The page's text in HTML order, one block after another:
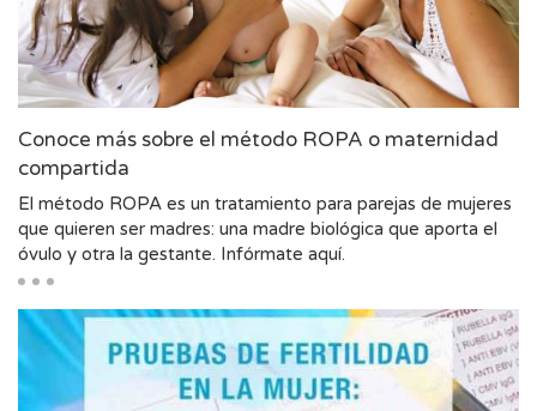
Conoce más sobre el método ROPA o maternidad
compartida
El método ROPA es un tratamiento para parejas de mujeres
que quieren ser madres: una madre biológica que aporta el
óvulo y otra la gestante. Infórmate aquí.